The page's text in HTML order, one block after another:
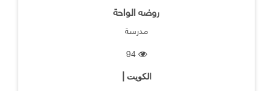
روضه الواحة
مدرسة
الكويت |